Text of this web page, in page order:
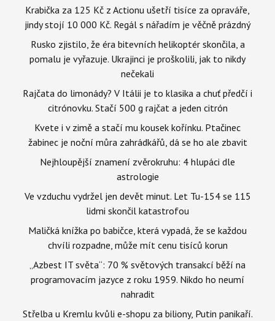
Krabička za 125 Kč z Actionu ušetří tisíce za opraváře,
jindy stojí 10 000 Kč. Regál s nářadím je věčně prázdný
Rusko zjistilo, že éra bitevních helikoptér skončila, a
pomalu je vyřazuje. Ukrajinci je proškolili, jak to nikdy
nečekali
Rajčata do limonády? V Itálii je to klasika a chuť předčí i
citrónovku. Stačí 500 g rajčat a jeden citrón
Kvete i v zimě a stačí mu kousek kořínku. Ptačinec
žabinec je noční můra zahrádkářů, dá se ho ale zbavit
Nejhloupější znamení zvěrokruhu: 4 hlupáci dle
astrologie
Ve vzduchu vydržel jen devět minut. Let Tu-154 se 115
lidmi skončil katastrofou
Maličká knížka po babičce, která vypadá, že se každou
chvíli rozpadne, může mít cenu tisíců korun
„Azbest IT světa“: 70 % světových transakcí běží na
programovacím jazyce z roku 1959. Nikdo ho neumí
nahradit
Střelba u Kremlu kvůli e-shopu za biliony, Putin panikaří.